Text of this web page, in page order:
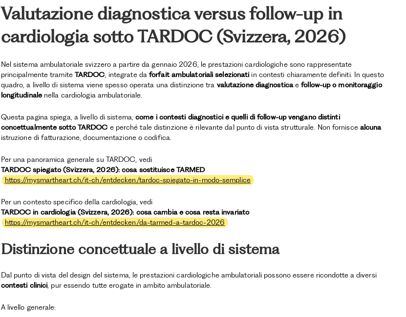
Valutazione diagnostica versus follow-up in
cardiologia sotto TARDOC (Svizzera, 2026)
Nel sistema ambulatoriale svizzero a partire da gennaio 2026, le prestazioni cardiologiche sono rappresentate
principalmente tramite TARDOC, integrate daforfait ambulatoriali selezionati in contesti chiaramente definiti. In questo
quadro, a livello di sistema viene spesso operata una distinzione tra valutazione diagnosticaefollow-up o monitoraggio
longitudinalenella cardiologia ambulatoriale.
Questa pagina spiega, a livello di sistema,come i contesti diagnostici e quelli di follow-up vengano distinti
concettualmente sotto TARDOC e perché tale distinzione è rilevante dal punto di vista strutturale. Non fornisce alcuna
istruzione di fatturazione, documentazione o codifica.
Per una panoramica generale su TARDOC, vedi
TARDOC spiegato (Svizzera, 2026): cosa sostituisce TARMED
https://mysmartheart.ch/it-ch/entdecken/tardoc-spiegato-in-modo-semplice
Per un contesto specifico della cardiologia, vedi
TARDOC in cardiologia (Svizzera, 2026): cosa cambia e cosa resta invariato
https://mysmartheart.ch/it-ch/entdecken/da-tarmed-a-tardoc-2026
Distinzione concettuale a livello di sistema
Dal punto di vista del design del sistema, le prestazioni cardiologiche ambulatoriali possono essere ricondotte a diversi
contesti clinici, pur essendo tutte erogate in ambito ambulatoriale.
A livello generale: